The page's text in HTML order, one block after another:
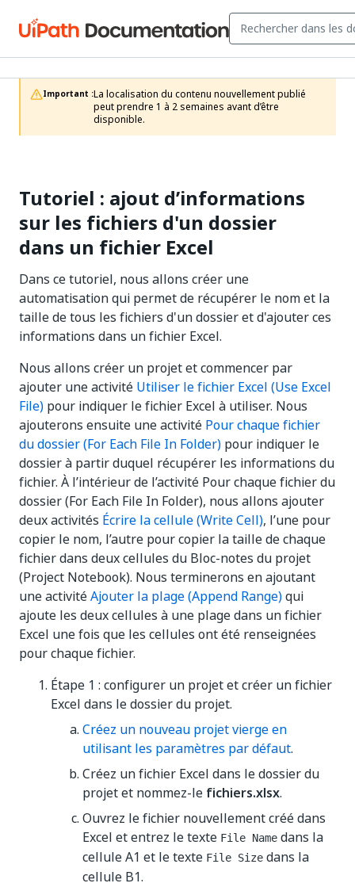
Important :La localisation du contenu nouvellement publié
peut prendre 1 à 2 semaines avant d’être
disponible.
Tutoriel : ajout d’informations
sur les fichiers d'un dossier
dans un fichier Excel
Dans ce tutoriel, nous allons créer une
automatisation qui permet de récupérer le nom et la
taille de tous les fichiers d'un dossier et d'ajouter ces
informations dans un fichier Excel.
Nous allons créer un projet et commencer par
ajouter une activité Utiliser le fichier Excel (Use Excel
File) pour indiquer le fichier Excel à utiliser. Nous
ajouterons ensuite une activité Pour chaque fichier
du dossier (For Each File In Folder) pour indiquer le
dossier à partir duquel récupérer les informations du
fichier. À l’intérieur de l’activité Pour chaque fichier du
dossier (For Each File In Folder), nous allons ajouter
deux activités Écrire la cellule (Write Cell), l’une pour
copier le nom, l’autre pour copier la taille de chaque
fichier dans deux cellules du Bloc-notes du projet
(Project Notebook). Nous terminerons en ajoutant
une activitéAjouter la plage (Append Range)qui
ajoute les deux cellules à une plage dans un fichier
Excel une fois que les cellules ont été renseignées
pour chaque fichier.
Étape 1 : configurer un projet et créer un fichier
Excel dans le dossier du projet.
Créez un nouveau projet vierge en
utilisant les paramètres par défaut.
Créez un fichier Excel dans le dossier du
projet et nommez-le fichiers.xlsx.
Ouvrez le fichier nouvellement créé dans
Excel et entrez le texte File Name dans la
cellule A1 et le texte File Size dans la
cellule B1.